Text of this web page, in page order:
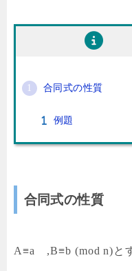
合同式の性質
例題
合同式の性質
A≡a ,B≡b (mod n)と